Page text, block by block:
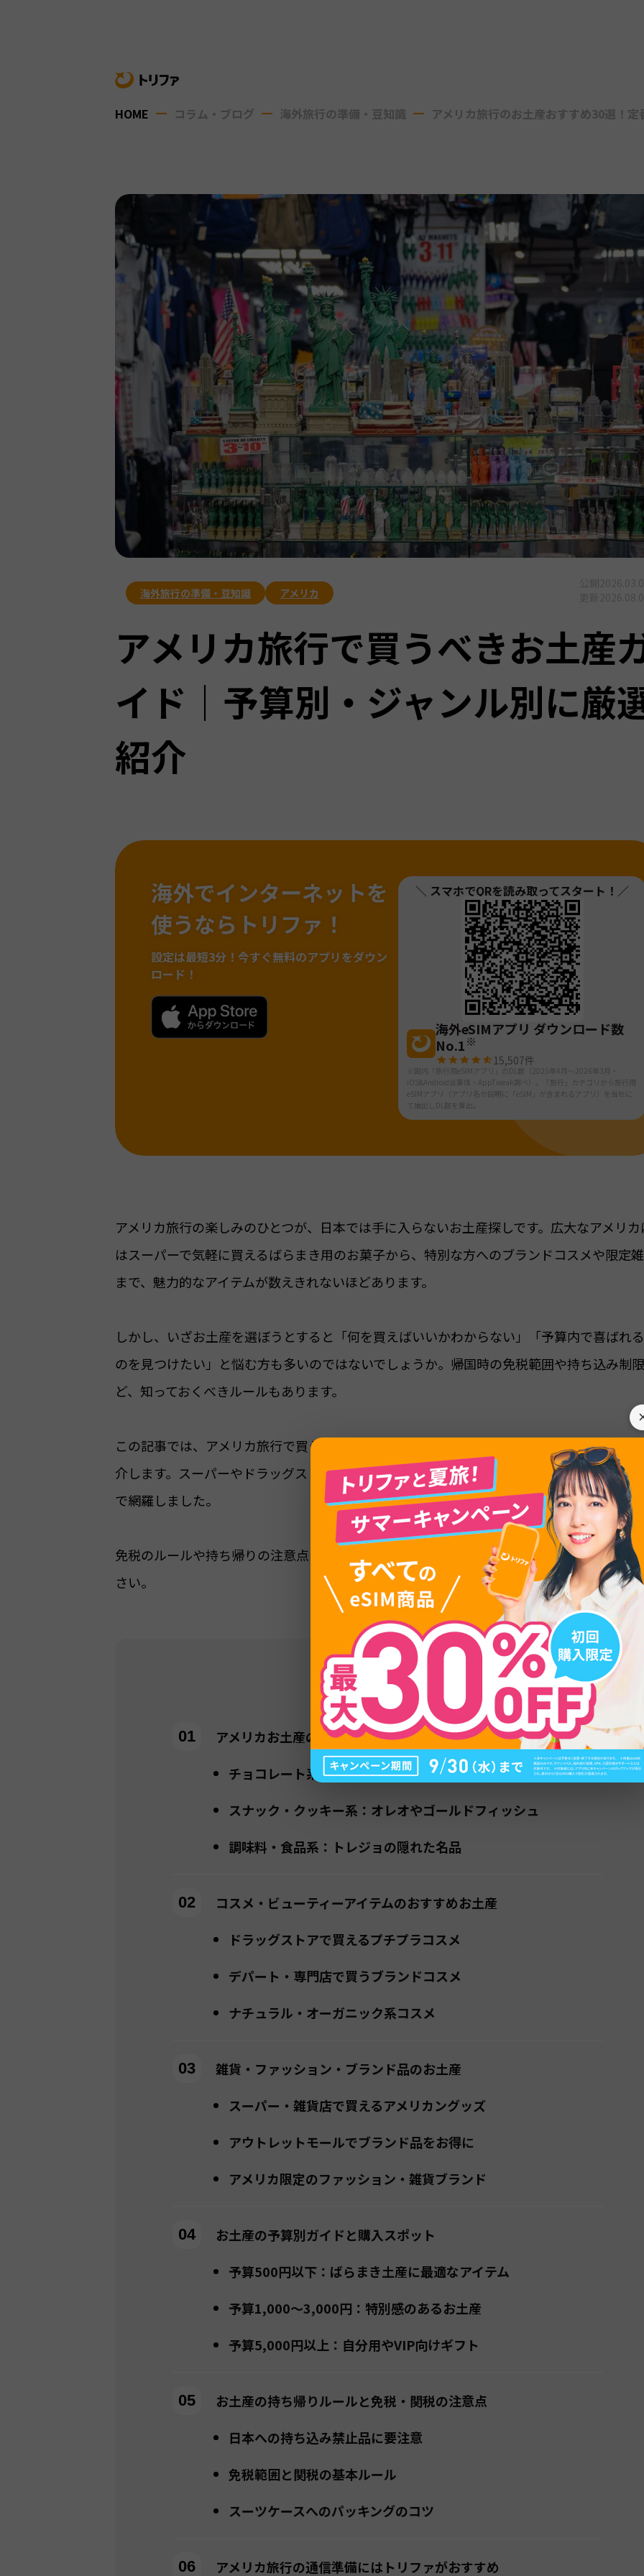
HOME コラム・ブログ 海外旅行の準備・豆知識 アメリカ旅行のお土産おすすめ30選！
海外旅行の準備・豆知識 アメリカ
アメリカ旅行で買うべきお土産
イド｜予算別・ジャンル別に厳
紹介
海外でインターネットを
使うならトリファ！
設定は最短3分！ 今すぐ無料のアプリをダウン
ロード！
＼ スマホでQRを読み取ってスタート！／
海外eSIMアプリ ダウンロード数
No.1※
15,507件
※国内「旅行用eSIMアプリ」のDL数（2025年4月～2026年3月・
iOS&Android合算値・AppTweak調べ）。「旅行」カテゴリから旅行用
eSIMアプリ（アプリ名か説明に「eSIM」が含まれるアプリ）を当社に
て抽出しDL数を算出。
アメリカ旅行の楽しみのひとつが、日本では手に入らないお土産探しです。広大なアメリカ
はスーパーで気軽に買えるばらまき用のお菓子から、特別な方へのブランドコスメや限定
まで、魅力的なアイテムが数えきれないほどあります。
しかし、いざお土産を選ぼうとすると「何を買えばいいかわからない」「予算内で喜ばれ
のを見つけたい」と悩む方も多いのではないでしょうか。帰国時の免税範囲や持ち込み制
ど、知っておくべきルールもあります。
この記事では、アメリカ旅行で買うべきおすすめのお土産をジャンル別・予算別に厳選し
介します。スーパーやドラッグストアで手軽に購入できるものから、空港で買えるアイテ
で網羅しました。
免税のルールや持ち帰りの注意点もあわせて解説しているので、お土産選びの参考にして
さい。
目次
アメリカお土産の定番お菓子・食品おすすめ
チョコレート系：リースズやギラデリが大人気
スナック・クッキー系：オレオやゴールドフィッシュ
調味料・食品系：トレジョの隠れた名品
コスメ・ビューティーアイテムのおすすめお土産
ドラッグストアで買えるプチプラコスメ
デパート・専門店で買うブランドコスメ
ナチュラル・オーガニック系コスメ
雑貨・ファッション・ブランド品のお土産
スーパー・雑貨店で買えるアメリカングッズ
アウトレットモールでブランド品をお得に
アメリカ限定のファッション・雑貨ブランド
お土産の予算別ガイドと購入スポット
予算500円以下：ばらまき土産に最適なアイテム
予算1,000〜3,000円：特別感のあるお土産
予算5,000円以上：自分用やVIP向けギフト
お土産の持ち帰りルールと免税・関税の注意点
日本への持ち込み禁止品に要注意
免税範囲と関税の基本ルール
スーツケースへのパッキングのコツ
アメリカ旅行の通信準備にはトリファがおすすめ